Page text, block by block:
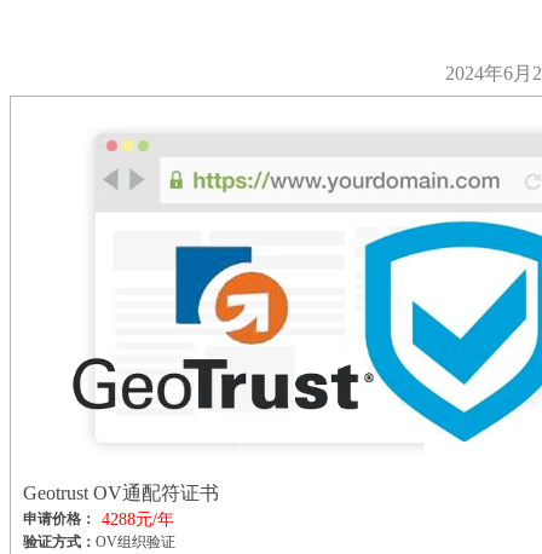
2024年6月
Geotrust OV通配符证书
申请价格： 4288元/年
验证方式： OV组织验证